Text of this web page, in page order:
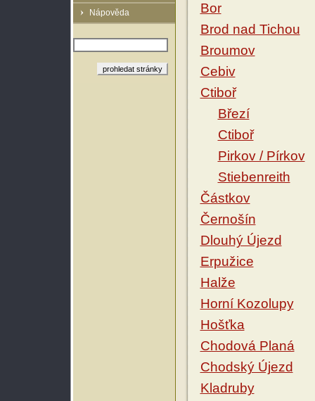
Nápověda
Bor
Brod nad Tichou
Broumov
Cebiv
Ctiboř
Březí
Ctiboř
Pirkov / Pírkov
Stiebenreith
Částkov
Černošín
Dlouhý Újezd
Erpužice
Halže
Horní Kozolupy
Hošťka
Chodová Planá
Chodský Újezd
Kladruby